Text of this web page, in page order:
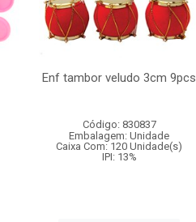
Enf tambor veludo 3cm 9pcs
Código: 830837
Embalagem: Unidade
Caixa Com: 120 Unidade(s)
IPI: 13%